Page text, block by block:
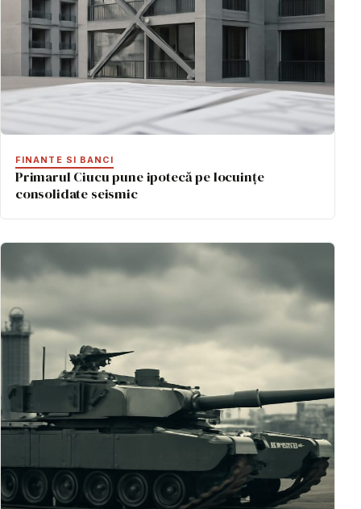
FINANTE SI BANCI
Primarul Ciucu pune ipotecă pe locuințe
consolidate seismic